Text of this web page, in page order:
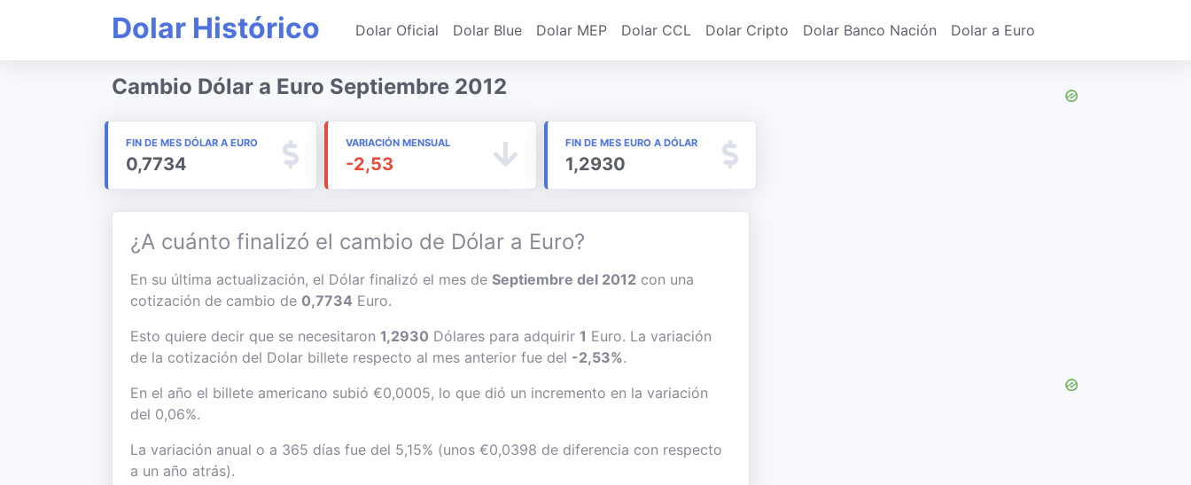
Dolar Histórico Dolar Oficial Dolar Blue Dolar MEP Dolar CCL Dolar Cripto Dolar Banco Nación Dolar a Euro
Cambio Dólar a Euro Septiembre 2012
FIN DE MES DÓLAR A EURO
0,7734
VARIACIÓN MENSUAL
-2,53
FIN DE MES EURO A DÓLAR
1,2930
¿A cuánto finalizó el cambio de Dólar a Euro?
En su última actualización, el Dólar finalizó el mes de Septiembre del 2012 con una
cotización de cambio de 0,7734 Euro.
Esto quiere decir que se necesitaron 1,2930 Dólares para adquirir 1 Euro. La variación
de la cotización del Dolar billete respecto al mes anterior fue del -2,53%.
En el año el billete americano subió €0,0005, lo que dió un incremento en la variación
del 0,06%.
La variación anual o a 365 días fue del 5,15% (unos €0,0398 de diferencia con respecto
a un año atrás).